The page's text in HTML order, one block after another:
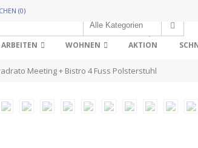
(0)
ARBEITEN WOHNEN AKTION
Meeting + Bistro 4 Fuss Polsterstuhl